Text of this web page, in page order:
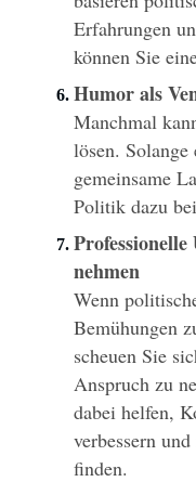
Erfahrungen
können Sie
Humor als
Manchmal
lösen.
gemeinsame
Politik dazu
nehmen
Wenn
Bemühungen
scheuen Sie
Anspruch zu
dabei helfen,
verbessern
finden.